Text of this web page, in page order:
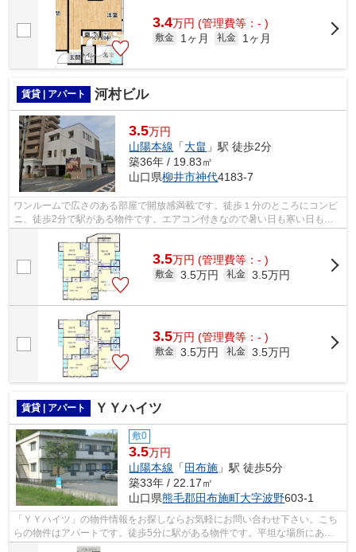
3.4万円 (管理費等：- )
敷金 1ヶ月 礼金 1ヶ月
賃貸 | アパート 河村ビル
3.5万円
山陽本線 「大畠 」駅 徒歩2分
築36年 / 19.83㎡
山口県柳井市神代4183-7
ワンルームで広さのある部屋で開放感満載です。徒歩１分のところにコンビ
ニ、徒歩2分で駅がある物件です。エアコン付きなので暑い日も寒い日も安
心して過ごせます。転居先に住み心地も...
3.5万円 (管理費等：- )
敷金 3.5万円 礼金 3.5万円
3.5万円 (管理費等：- )
敷金 3.5万円 礼金 3.5万円
賃貸 | アパート ＹＹハイツ
敷0
3.5万円
山陽本線 「 田布施 」駅 徒歩5分
築33年 / 22.17㎡
山口県熊毛郡田布施町大字波野603-1
「ＹＹハイツ」の物件情報をお探しならお気軽にお問い合わせ下さい。こち
らの物件はアパートです。徒歩5分に駅がある物件です。平坦な場所にある
物件なら毎日の移動も快適です。駅周辺...